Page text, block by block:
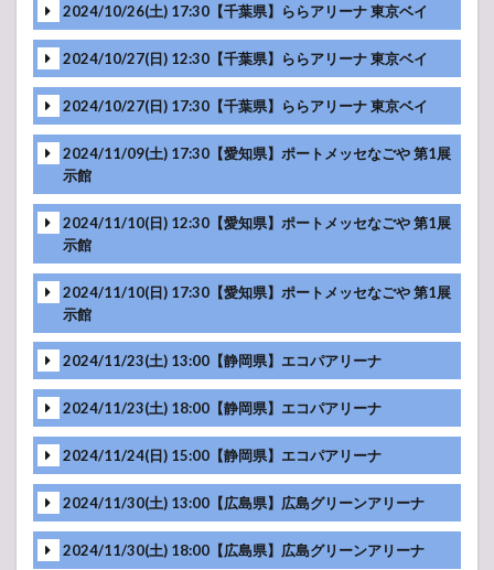
2024/10/26(土) 17:30【千葉県】ららアリーナ 東京ベイ
映像
MC
2024/10/27(日) 12:30【千葉県】ららアリーナ 東京ベイ
MC
2024/10/27(日) 17:30【千葉県】ららアリーナ 東京ベイ
映像
MC
2024/11/09(土) 17:30【愛知県】ポートメッセなごや 第1展
示館
映像
2024/11/10(日) 12:30【愛知県】ポートメッセなごや 第1展
示館
映像
2024/11/10(日) 17:30【愛知県】ポートメッセなごや 第1展
示館
映像
2024/11/23(土) 13:00【静岡県】エコパアリーナ
映像
2024/11/23(土) 18:00【静岡県】エコパアリーナ
2024/11/24(日) 15:00【静岡県】エコパアリーナ
2024/11/30(土) 13:00【広島県】広島グリーンアリーナ
2024/11/30(土) 18:00【広島県】広島グリーンアリーナ